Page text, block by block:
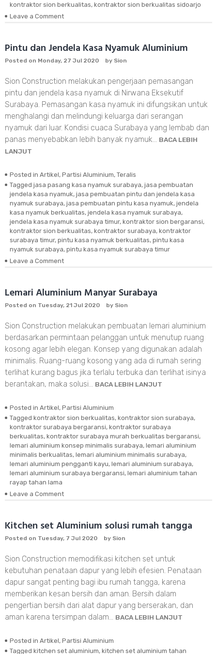
kontraktor sion berkualitas, kontraktor sion berkualitas sidoarjo
Leave a Comment
dan
Teralis
Pengaman
Pintu dan Jendela Kasa Nyamuk Aluminium
Posted on Monday, 27 Jul 2020 by Sion
Sion Construction melakukan pengerjaan pemasangan
pintu dan jendela kasa nyamuk di Nirwana Eksekutif
Surabaya. Pemasangan kasa nyamuk ini difungsikan untuk
menghalangi dan melindungi keluarga dari serangan
nyamuk dari luar. Kondisi cuaca Surabaya yang lembab dan
panas menyebabkan lebih banyak nyamuk… BACA LEBIH
LANJUT
Posted in Artikel, Partisi Aluminium, Teralis
Tagged jasa pasang kasa nyamuk surabaya, jasa pembuatan
jendela kasa nyamuk, jasa pembuatan pintu dan jendela kasa
nyamuk surabaya, jasa pembuatan pintu kasa nyamuk, jendela
kasa nyamuk berkualitas, jendela kasa nyamuk surabaya,
jendela kasa nyamuk surabaya timur, kontraktor sion bergaransi,
kontraktor sion berkualitas, kontraktor surabaya, kontraktor
surabaya timur, pintu kasa nyamuk berkualitas, pintu kasa
nyamuk surabaya, pintu kasa nyamuk surabaya timur
Leave a Comment
Jendela
Kasa
Nyamuk
Lemari Aluminium Manyar Surabaya
Posted on Tuesday, 21 Jul 2020 by Sion
Sion Construction melakukan pembuatan lemari aluminium
berdasarkan permintaan pelanggan untuk menutup ruang
kosong agar lebih elegan. Konsep yang digunakan adalah
minimalis. Ruang-ruang kosong yang ada di rumah sering
terlihat kurang bagus jika terlalu terbuka dan terlihat isinya
berantakan, maka solusi… BACA LEBIH LANJUT
Posted in Artikel, Partisi Aluminium
Tagged kontraktor sion berkualitas, kontraktor sion surabaya,
kontraktor surabaya bergaransi, kontraktor surabaya
berkualitas, kontraktor surabaya murah berkualitas bergaransi,
lemari aluminium konsep minimalis surabaya, lemari aluminium
minimalis berkualitas, lemari aluminium minimalis surabaya,
lemari aluminium pengganti kayu, lemari aluminium surabaya,
lemari aluminium surabaya bergaransi, lemari aluminium tahan
rayap tahan lama
Leave a Comment
Manyar
Surabaya
Kitchen set Aluminium solusi rumah tangga
Posted on Tuesday, 7 Jul 2020 by Sion
Sion Construction memodifikasi kitchen set untuk
kebutuhan penataan dapur yang lebih efesien. Penataan
dapur sangat penting bagi ibu rumah tangga, karena
memberikan kesan bersih dan aman. Bersih dalam
pengertian bersih dari alat dapur yang berserakan, dan
aman karena tersimpan dalam… BACA LEBIH LANJUT
Posted in Artikel, Partisi Aluminium
Tagged kitchen set aluminium, kitchen set aluminium tahan